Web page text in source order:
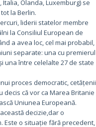
Italia, Olanda, Luxemburg) se
la Berlin.
liderii statelor membre
la Consiliul European de
a avea loc, cel mai probabil,
separate: una cu premierul
una între celelalte 27 de state
proces democratic, cetățenii
decis că vor ca Marea Britanie
Uniunea Europeană.
decizie,dar o
Este o situație fără precedent,